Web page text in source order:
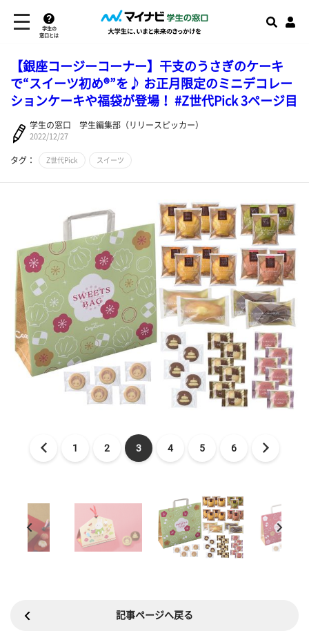
学生の
窓口とは
【銀座コージーコーナー】干支のうさぎのケーキ
で“スイーツ初め®”を♪ お正月限定のミニデコレー
ションケーキや福袋が登場！ #Z世代Pick 3ページ目
学生の窓口 学生編集部（リリースピッカー）
2022/12/27
タグ： Z世代Pick スイーツ
1 2 3 4 5 6
記事ページへ戻る